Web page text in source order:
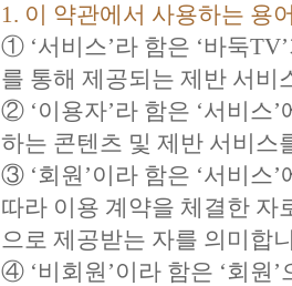
1. 이 약관에서 사용하는 용
① ‘서비스’라 함은 ‘바둑
를 통해 제공되는 제반 서비
② ‘이용자’라 함은 ‘서비스
하는 콘텐츠 및 제반 서비스
③ ‘회원’이라 함은 ‘서비스
따라 이용 계약을 체결한 자
으로 제공받는 자를 의미합
④ ‘비회원’이라 함은 ‘회원